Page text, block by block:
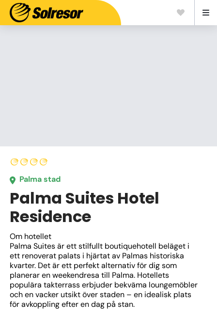
Palma stad
Palma Suites Hotel
Residence
Om hotellet
Palma Suites är ett stilfullt boutiquehotell beläget i
ett renoverat palats i hjärtat av Palmas historiska
kvarter. Det är ett perfekt alternativ för dig som
planerar en weekendresa till Palma. Hotellets
populära takterrass erbjuder bekväma loungemöbler
och en vacker utsikt över staden – en idealisk plats
för avkoppling efter en dag på stan.